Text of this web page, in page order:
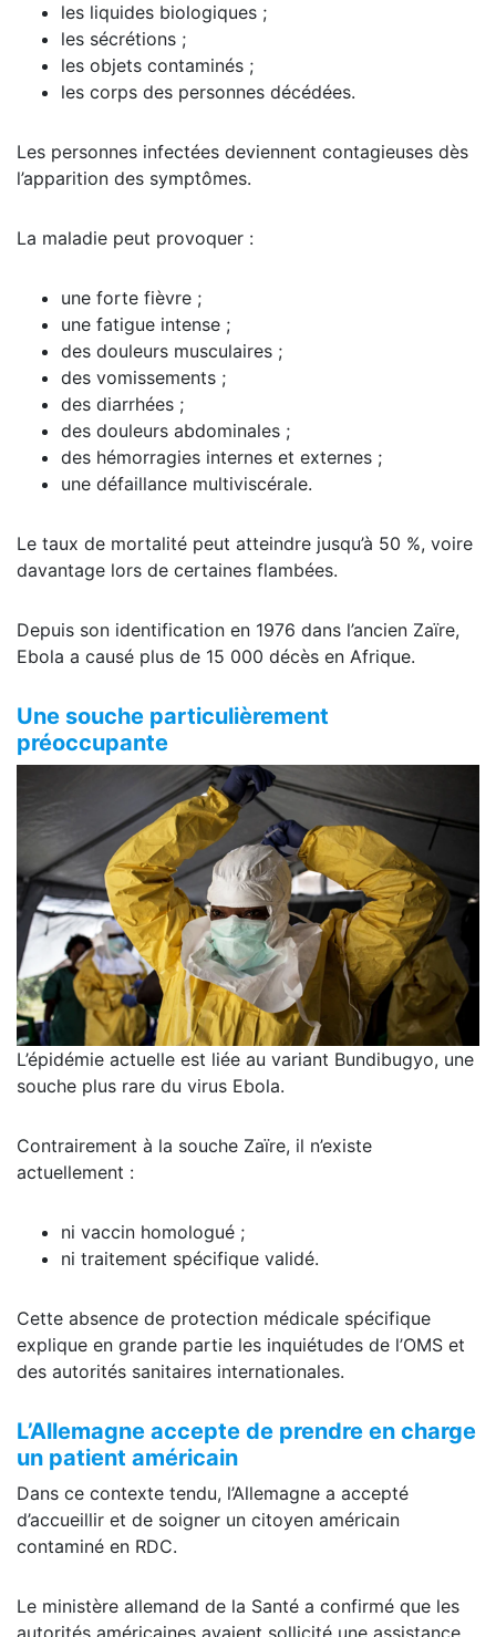
les liquides biologiques ;
les sécrétions ;
les objets contaminés ;
les corps des personnes décédées.
Les personnes infectées deviennent contagieuses dès
l’apparition des symptômes.
La maladie peut provoquer :
une forte fièvre ;
une fatigue intense ;
des douleurs musculaires ;
des vomissements ;
des diarrhées ;
des douleurs abdominales ;
des hémorragies internes et externes ;
une défaillance multiviscérale.
Le taux de mortalité peut atteindre jusqu’à 50 %, voire
davantage lors de certaines flambées.
Depuis son identification en 1976 dans l’ancien Zaïre,
Ebola a causé plus de 15 000 décès en Afrique.
Une souche particulièrement
préoccupante
L’épidémie actuelle est liée au variant Bundibugyo, une
souche plus rare du virus Ebola.
Contrairement à la souche Zaïre, il n’existe
actuellement :
ni vaccin homologué ;
ni traitement spécifique validé.
Cette absence de protection médicale spécifique
explique en grande partie les inquiétudes de l’OMS et
des autorités sanitaires internationales.
L’Allemagne accepte de prendre en charge
un patient américain
Dans ce contexte tendu, l’Allemagne a accepté
d’accueillir et de soigner un citoyen américain
contaminé en RDC.
Le ministère allemand de la Santé a confirmé que les